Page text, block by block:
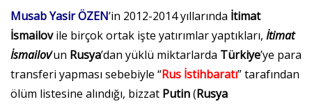
Musab Yasir ÖZEN’in 2012-2014 yıllarında İtimat
İsmailovile birçok ortak işte yatırımlar yaptıkları, İtimat
İsmailov’un Rusya’dan yüklü miktarlarda Türkiye’ye para
transferi yapması sebebiyle “Rus İstihbaratı” tarafından
ölüm listesine alındığı, bizzat Putin(Rusya